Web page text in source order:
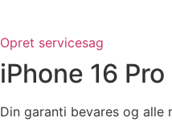
Opret servicesag
iPhone 16
Din garanti bevares og